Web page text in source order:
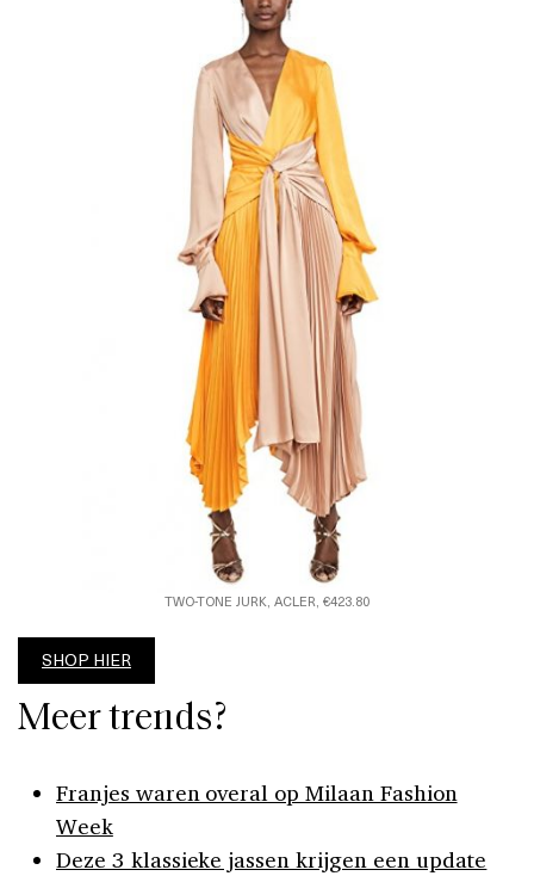
TWO-TONE JURK, ACLER, €423.80
SHOP HIER
Meer trends?
Franjes waren overal op Milaan Fashion
Week
Deze 3 klassieke jassen krijgen een update